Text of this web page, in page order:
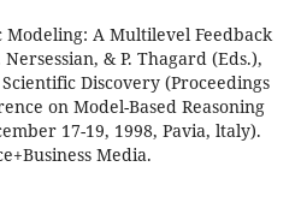
Modeling: A Multilevel Feedback
& P. Thagard (Eds.),
Discovery (Proceedings
on Model-Based Reasoning
17-19, 1998, Pavia, ltaly).
Media.